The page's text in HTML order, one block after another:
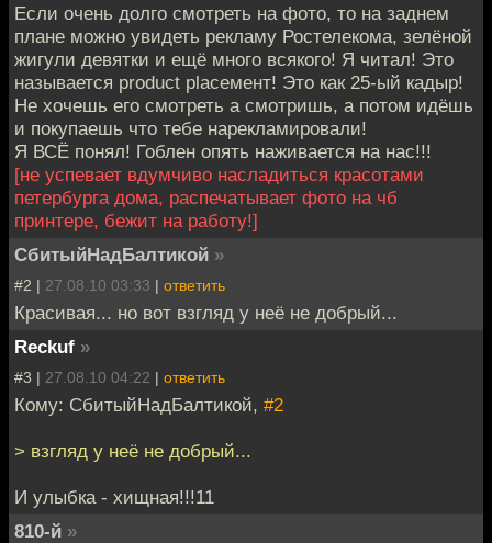
Если очень долго смотреть на фото, то на заднем
плане можно увидеть рекламу Ростелекома, зелёной
жигули девятки и ещё много всякого! Я читал! Это
называется product placeмент! Это как 25-ый кадыр!
Не хочешь его смотреть а смотришь, а потом идёшь
и покупаешь что тебе нарекламировали!
Я ВСЁ понял! Гоблен опять наживается на нас!!!
[не успевает вдумчиво насладиться красотами
петербурга дома, распечатывает фото на чб
принтере, бежит на работу!]
СбитыйНадБалтикой »
#2 | 27.08.10 03:33 | ответить
Красивая... но вот взгляд у неё не добрый...
Reckuf »
#3 | 27.08.10 04:22 | ответить
Кому: СбитыйНадБалтикой, #2
> взгляд у неё не добрый...
И улыбка - хищная!!!11
810-й »